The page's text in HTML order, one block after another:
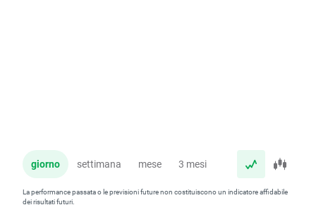
giorno settimana mese 3 mesi anno
La performance passata o le previsioni future non costituiscono un indicatore affidabile
dei risultati futuri.